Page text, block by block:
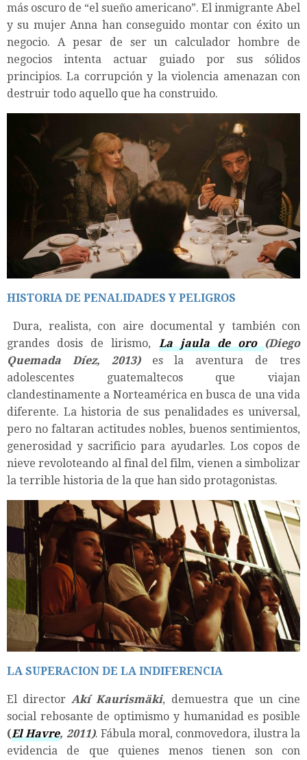
más oscuro de “el sueño americano”. El inmigrante Abel
y su mujer Anna han conseguido montar con éxito un
negocio. A pesar de ser un calculador hombre de
negocios intenta actuar guiado por sus sólidos
principios. La corrupción y la violencia amenazan con
destruir todo aquello que ha construido.
HISTORIA DE PENALIDADES Y PELIGROS
Dura, realista, con aire documental y también con
grandes dosis de lirismo, La jaula de oro(Diego
Quemada Díez, 2013)es la aventura de tres
adolescentes guatemaltecos que viajan
clandestinamente a Norteamérica en busca de una vida
diferente. La historia de sus penalidades es universal,
pero no faltaran actitudes nobles, buenos sentimientos,
generosidad y sacrificio para ayudarles. Los copos de
nieve revoloteando al final del film, vienen a simbolizar
la terrible historia de la que han sido protagonistas.
LA SUPERACION DE LA INDIFERENCIA
El directorAkí Kaurismäki, demuestra que un cine
social rebosante de optimismo y humanidad es posible
(El Havre, 2011). Fábula moral, conmovedora, ilustra la
evidencia de que quienes menos tienen son con